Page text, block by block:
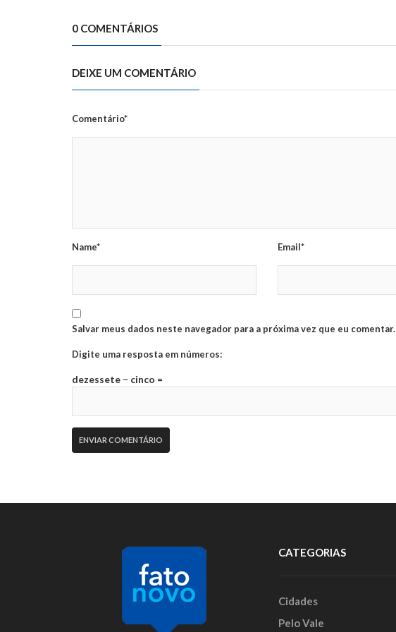
0 COMENTÁRIOS
DEIXE UM COMENTÁRIO
Comentário*
Name* Email*
Salvar meus dados neste navegador para a próxima vez que eu comentar.
Digite uma resposta em números:
dezessete − cinco =
CATEGORIAS
Cidades
Pelo Vale